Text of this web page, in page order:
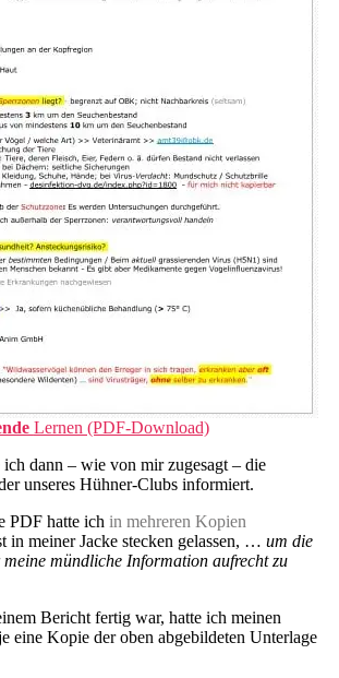
Lernen (PDF-Download)
ich dann – wie von mir zugesagt – die
unseres Hühner-Clubs informiert.
PDF hatte ich in mehreren Kopien
in meiner Jacke stecken gelassen, … um die
mündliche Information aufrecht zu
Bericht fertig war, hatte ich meinen
eine Kopie der oben abgebildeten Unterlage